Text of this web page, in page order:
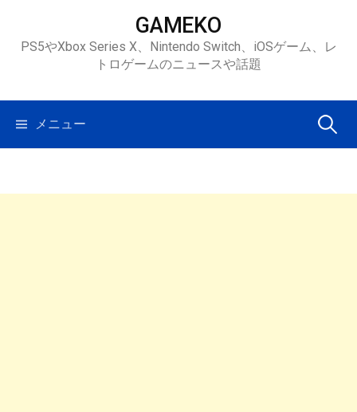
ツ
ス
GAMEKO
PS5やXbox Series X、Nintendo Switch、iOSゲーム、レ
トロゲームのニュースや話題
メニュー 検